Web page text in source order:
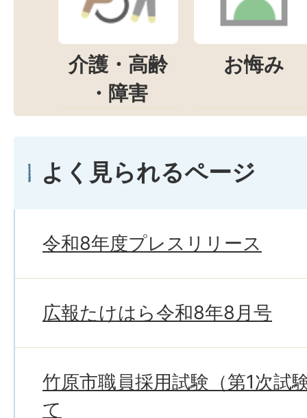
介護・高齢
・障害
お悔み
よく見られるページ
令和8年度プレスリリース
広報たけはら令和8年8月号
竹原市職員採用試験（第1次試
て